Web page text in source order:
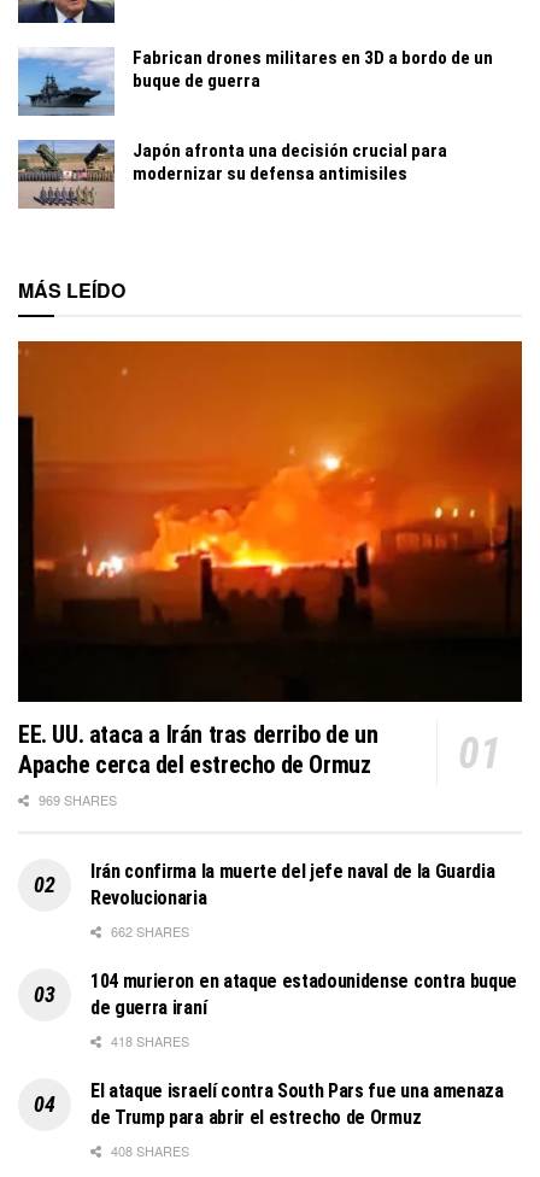
Fabrican drones militares en 3D a bordo de un
buque de guerra
Japón afronta una decisión crucial para
modernizar su defensa antimisiles
MÁS LEÍDO
EE. UU. ataca a Irán tras derribo de un
Apache cerca del estrecho de Ormuz
969 SHARES
Irán confirma la muerte del jefe naval de la Guardia
Revolucionaria
662 SHARES
104 murieron en ataque estadounidense contra buque
de guerra iraní
418 SHARES
El ataque israelí contra South Pars fue una amenaza
de Trump para abrir el estrecho de Ormuz
408 SHARES